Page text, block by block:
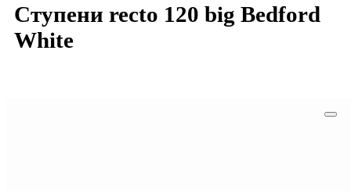
Ступени recto 120 big Bedford
White